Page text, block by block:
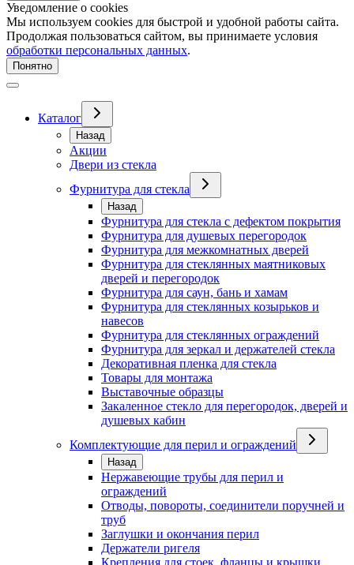
Уведомление о cookies
Мы используем cookies для быстрой и удобной работы сайта.
Продолжая пользоваться сайтом, вы принимаете условия
обработки персональных данных.
Понятно
Каталог
Назад
Акции
Двери из стекла
Фурнитура для стекла
Назад
Фурнитура для стекла с дефектом покрытия
Фурнитура для душевых перегородок
Фурнитура для межкомнатных дверей
Фурнитура для стеклянных маятниковых
дверей и перегородок
Фурнитура для саун, бань и хамам
Фурнитура для стеклянных козырьков и
навесов
Фурнитура для стеклянных ограждений
Фурнитура для зеркал и держателей стекла
Декоративная пленка для стекла
Товары для монтажа
Выставочные образцы
Закаленное стекло для перегородок, дверей и
душевых кабин
Комплектующие для перил и ограждений
Назад
Нержавеющие трубы для перил и
ограждений
Отводы, повороты, соединители поручней и
труб
Заглушки и окончания перил
Держатели ригеля
Крепления для стоек, фланцы и крышки